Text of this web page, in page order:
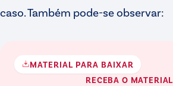
caso. Também pode-se observar:
MATERIAL PARA BAIXAR
RECEBA O MATERIAL